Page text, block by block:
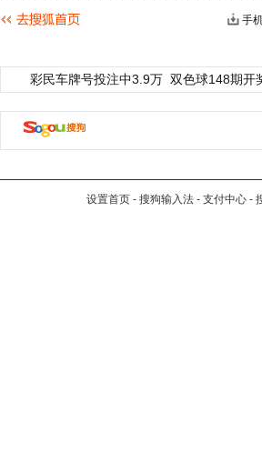
手
彩民车牌号投注中3.9万 双色球148期开
设置首页 - 搜狗输入法 - 支付中心 -